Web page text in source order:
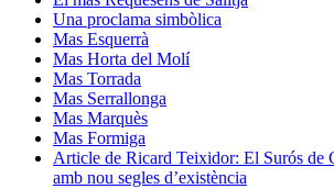
Una proclama simbòlica
Mas Esquerrà
Mas Horta del Molí
Mas Torrada
Mas Serrallonga
Mas Marquès
Mas Formiga
Article de Ricard Teixidor: El Surós de
amb nou segles d’existència